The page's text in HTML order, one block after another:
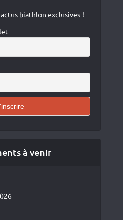
biathlon exclusives !
à venir